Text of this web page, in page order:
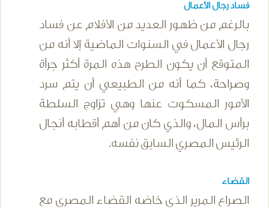
فساد رجال الأعمال
بالرغم من ظهور العديد من الأفلام عن فساد
رجال الأعمال في السنوات الماضية إلا أنه من
المتوقع أن يكون الطرح هذه المرة أكثر جرأة
وصراحة، كما أنه من الطبيعي أن يتم سرد
الأمور المسكوت عنها وهي تزاوج السلطة
برأس المال، والذي كان من أهم أقطابه أنجال
الرئيس المصري السابق نفسه.
القضاء
الصراع المرير الذي خاضه القضاء المصري مع